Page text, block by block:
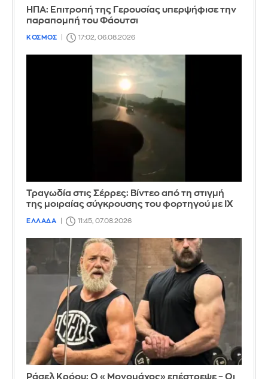
ΗΠΑ: Επιτροπή της Γερουσίας υπερψήφισε την
παραπομπή του Φάουτσι
ΚΟΣΜΟΣ 17:02, 06.08.2026
Τραγωδία στις Σέρρες: Βίντεο από τη στιγμή
της μοιραίας σύγκρουσης του φορτηγού με ΙΧ
ΕΛΛΑΔΑ 11:45, 07.08.2026
Ράσελ Κρόου: Ο «Μονομάχος» επέστρεψε – Οι